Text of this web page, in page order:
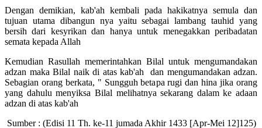
Dengan demikian, kab'ah kembali pada hakikatnya semula dan
tujuan utama dibangun nya yaitu sebagai lambang tauhid yang
bersih dari kesyrikan dan hanya untuk menegakkan peribadatan
semata kepada Allah
Kemudian Rasullah memerintahkan Bilal untuk mengumandakan
adzan maka Bilal naik di atas kab'ah dan mengumandakan adzan.
Sebagian orang berkata, " Sungguh betapa rugi dan hina jika orang
yang dahulu menyiksa Bilal melihatnya sekarang dalam ke adaan
adzan di atas kab'ah
Sumber : (Edisi 11 Th. ke-11 jumada Akhir 1433 [Apr-Mei 12]125)